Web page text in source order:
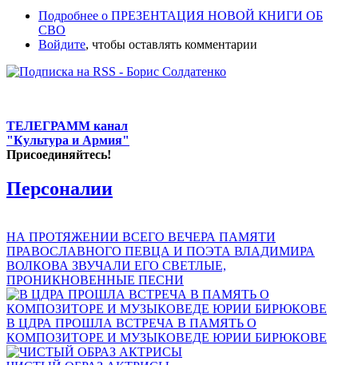
Подробнее о ПРЕЗЕНТАЦИЯ НОВОЙ КНИГИ ОБ
СВО
Войдите, чтобы оставлять комментарии
ТЕЛЕГРАММ канал
"Культура и Армия"
Присоединяйтесь!
Персоналии
НА ПРОТЯЖЕНИИ ВСЕГО ВЕЧЕРА ПАМЯТИ
ПРАВОСЛАВНОГО ПЕВЦА И ПОЭТА ВЛАДИМИРА
ВОЛКОВА ЗВУЧАЛИ ЕГО СВЕТЛЫЕ,
ПРОНИКНОВЕННЫЕ ПЕСНИ
В ЦДРА ПРОШЛА ВСТРЕЧА В ПАМЯТЬ О
КОМПОЗИТОРЕ И МУЗЫКОВЕДЕ ЮРИИ БИРЮКОВЕ